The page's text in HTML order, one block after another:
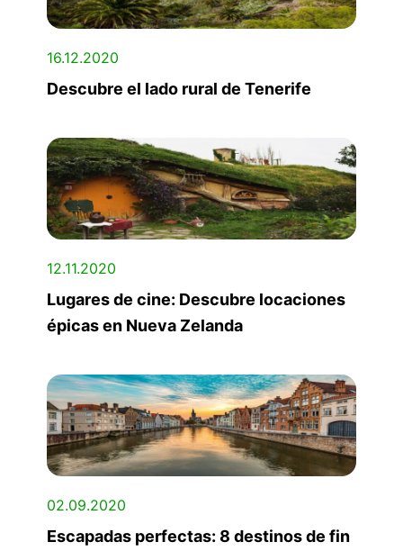
16.12.2020
Descubre el lado rural de Tenerife
12.11.2020
Lugares de cine: Descubre locaciones
épicas en Nueva Zelanda
02.09.2020
Escapadas perfectas: 8 destinos de fin